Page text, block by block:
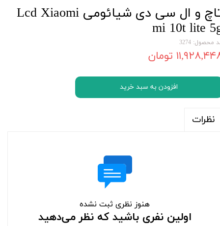
تاچ و ال سی دی شیائومی Lcd Xiaomi
mi 10t lite
محصول: 3274
تومان
افزودن به سبد خرید
نظرات
هنوز نظری ثبت نشده
اولین نفری باشید که نظر می‌دهید